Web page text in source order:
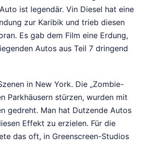
ist legendär. Vin Diesel hat eine
zur Karibik und trieb diesen
Es gab dem Film eine Erdung,
Autos aus Teil 7 dringend
in New York. Die „Zombie-
Parkhäusern stürzen, wurden mit
gedreht. Man hat Dutzende Autos
Effekt zu erzielen. Für die
das oft, in Greenscreen-Studios